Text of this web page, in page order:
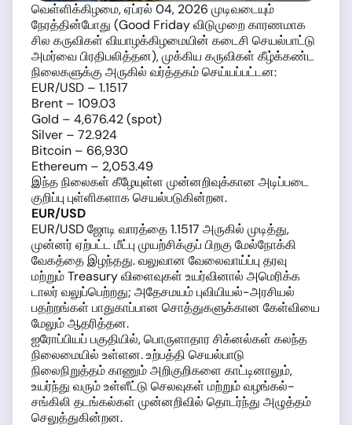
வெள்ளிக்கிழமை, ஏப்ரல் 04, 2026 முடிவடையும்
நேரத்தின்போது (Good Friday விடுமுறை காரணமாக
சில கருவிகள் வியாழக்கிழமையின் கடைசி செயல்பாட்டு
அமர்வை பிரதிபலித்தன), முக்கிய கருவிகள் கீழ்க்கண்ட
நிலைகளுக்கு அருகில் வர்த்தகம் செய்யப்பட்டன:
EUR/USD – 1.1517
Brent – 109.03
Gold – 4,676.42 (spot)
Silver – 72.924
Bitcoin – 66,930
Ethereum – 2,053.49
இந்த நிலைகள் கீழேயுள்ள முன்னறிவுக்கான அடிப்படை
குறிப்பு புள்ளிகளாக செயல்படுகின்றன.
EUR/USD
EUR/USD ஜோடி வாரத்தை 1.1517 அருகில் முடித்து,
முன்னர் ஏற்பட்ட மீட்பு முயற்சிக்குப் பிறகு மேல்நோக்கி
வேகத்தை இழந்தது. வலுவான வேலைவாய்ப்பு தரவு
மற்றும் Treasury விளைவுகள் உயர்வினால் அமெரிக்க
டாலர் வலுப்பெற்றது; அதேசமயம் புவியியல்-அரசியல்
பதற்றங்கள் பாதுகாப்பான சொத்துகளுக்கான கேள்வியை
மேலும் ஆதரித்தன.
ஐரோப்பியப் பகுதியில், பொருளாதார சிக்னல்கள் கலந்த
நிலைமையில் உள்ளன. உற்பத்தி செயல்பாடு
நிலைநிறுத்தம் காணும் அறிகுறிகளை காட்டினாலும்,
உயர்ந்து வரும் உள்ளீட்டு செலவுகள் மற்றும் வழங்கல்-
சங்கிலி தடங்கல்கள் முன்னறிவில் தொடர்ந்து அழுத்தம்
செலுத்துகின்றன.